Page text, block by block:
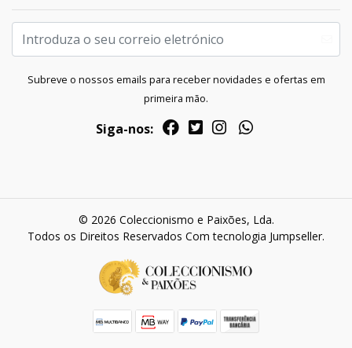
Subreve o nossos emails para receber novidades e ofertas em
primeira mão.
Siga-nos:
© 2026 Coleccionismo e Paixões, Lda.
Todos os Direitos Reservados Com tecnologia Jumpseller.